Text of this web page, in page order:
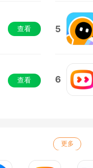
查看
查看
5
6
更多